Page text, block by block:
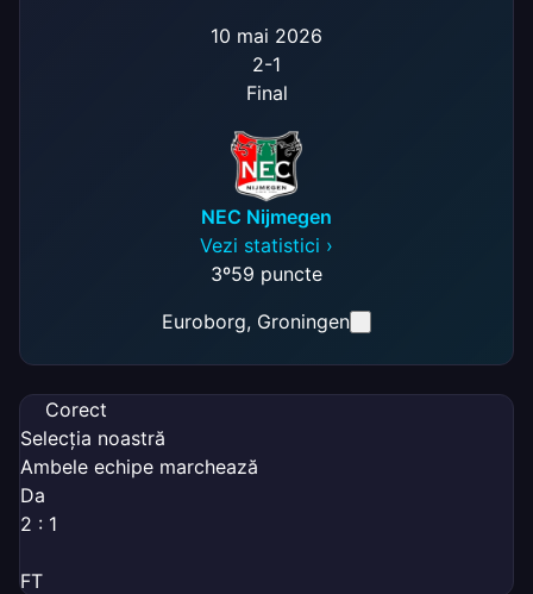
10 mai 2026
2-1
Final
NEC Nijmegen
Vezi statistici ›
3º59 puncte
Euroborg, Groningen
Corect
Selecția noastră
Ambele echipe marchează
Da
2 : 1
FT